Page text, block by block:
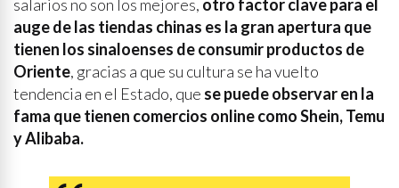
salarios no son los mejores, otro factor clave para el
auge de las tiendas chinas es la gran apertura que
tienen los sinaloenses de consumir productos de
Oriente, gracias a que su cultura se ha vuelto
tendencia en el Estado, que se puede observar en la
fama que tienen comercios online como Shein, Temu
y Alibaba.